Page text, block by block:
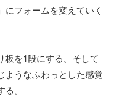
フォームを変えていく
を1段にする。そして
ようなふわっとした感覚
。